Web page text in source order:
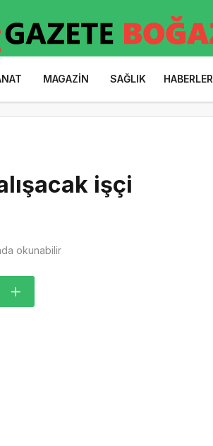
MAGAZIN SAĞLIK HABERLER
işçi
okunabilir